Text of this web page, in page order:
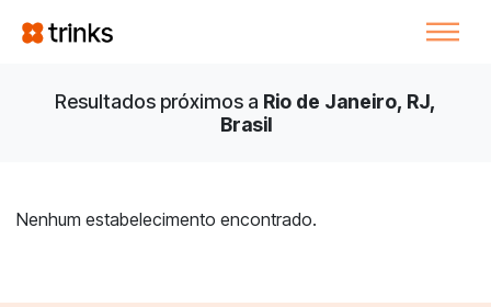
Resultados próximos a Rio de Janeiro, RJ,
Brasil
Nenhum estabelecimento encontrado.